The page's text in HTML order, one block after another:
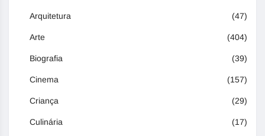
Arquitetura (47)
Arte (404)
Biografia (39)
Cinema (157)
Criança (29)
Culinária (17)